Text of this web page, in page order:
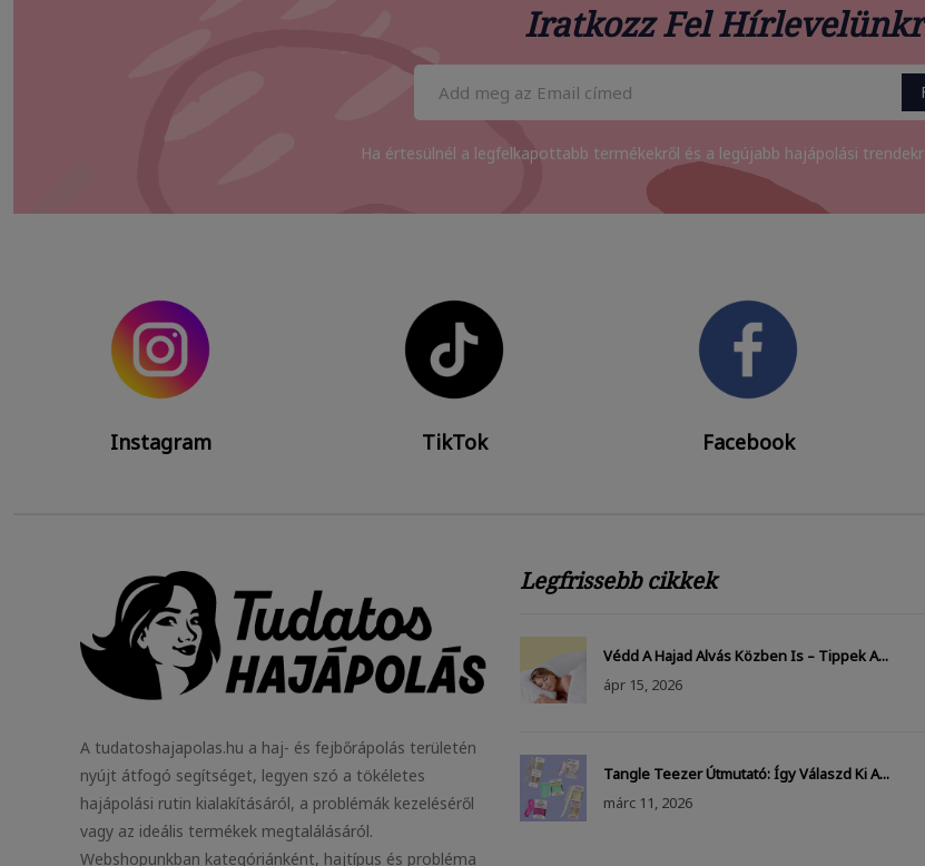
Iratkozz Fel
Ha értesülnél a legfelkapottabb termékekről és a legújabb hajápolási
Instagram TikTok Facebook
A tudatoshajapolas.hu a haj- és fejbőrápolás területén
nyújt átfogó segítséget, legyen szó a tökéletes
hajápolási rutin kialakításáról, a problémák kezeléséről
vagy az ideális termékek megtalálásáról.
Webshopunkban kategóriánként, hajtípus és probléma
Legfrissebb cikkek
Védd A Hajad Alvás Közben Is – Tippek A...
ápr 15, 2026
Tangle Teezer Útmutató: Így Válaszd Ki A...
márc 11, 2026